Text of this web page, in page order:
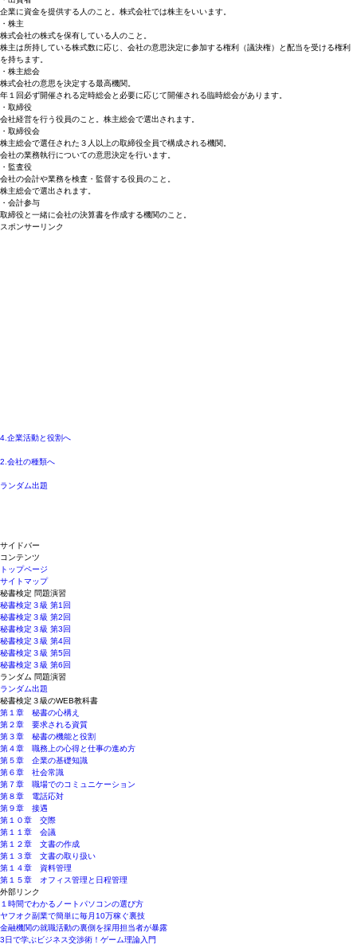
企業に資金を提供する人 のこと。株式会社では株主をいいます。
・株主
株式会社の株式を保有している人 のこと。
株主は所持している株式数に応じ、会社の意思決定に参加する権利（議決権）と配当を受ける権利
を持ちます。
・株主総会
株式会社の意思を決定する最高機関
年１回必ず開催される定時総会と必要に応じて開催される臨時総会があります。
・取締役
会社経営を行う役員のこと。株主総会で選出されます。
・取締役会
株主総会で選任された３人以上の取締役全員で構成される機関。
会社の業務執行についての意思決定を行います。
・監査役
会社の会計や業務を検査・監督する役員のこと。
株主総会で選出されます。
・会計参与
取締役と一緒に会社の決算書を作成する機関のこと。
スポンサーリンク
4.企業活動と役割へ
2.会社の種類へ
ランダム出題
サイドバー
コンテンツ
トップページ
サイトマップ
秘書検定 問題演習
秘書検定３級 第1回
秘書検定３級 第2回
秘書検定３級 第3回
秘書検定３級 第4回
秘書検定３級 第5回
秘書検定３級 第6回
ランダム 問題演習
ランダム出題
秘書検定３級のWEB教科書
第１章 秘書の心構え
第２章 要求される資質
第３章 秘書の機能と役割
第４章 職務上の心得と仕事の進め方
第５章 企業の基礎知識
第６章 社会常識
第７章 職場でのコミュニケーション
第８章 電話応対
第９章 接遇
第１０章 交際
第１１章 会議
第１２章 文書の作成
第１３章 文書の取り扱い
第１４章 資料管理
第１５章 オフィス管理と日程管理
外部リンク
１時間でわかるノートパソコンの選び方
ヤフオク副業で簡単に毎月10万稼ぐ裏技
金融機関の就職活動の裏側を採用担当者が暴露
3日で学ぶビジネス交渉術！ゲーム理論入門